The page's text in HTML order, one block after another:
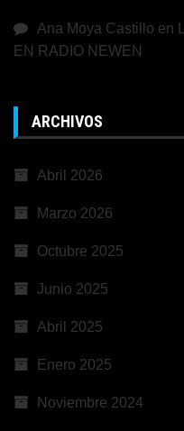
Ana Moya Castillo en
EN RADIO NEWEN
ARCHIVOS
Abril 2026
Marzo 2026
Octubre 2025
Junio 2025
Abril 2025
Enero 2025
Noviembre 2024